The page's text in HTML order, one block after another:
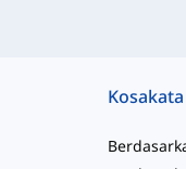
Kosakata